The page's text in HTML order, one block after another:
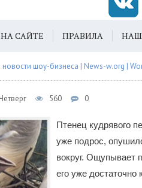
САЙТЕ ПРАВИЛА
шоу-бизнеса | News-w.org |
560 0
Птенец кудрявого
уже подрос,
вокруг. Ощупывает
его уже достаточно